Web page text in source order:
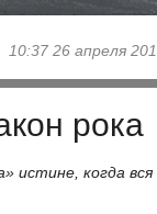
10:37 26 апреля
рока
истине, когда